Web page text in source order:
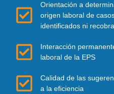
Orientación a
origen laboral de
identificados ni
Interacción
laboral de la EPS
Calidad de las
a la eficiencia